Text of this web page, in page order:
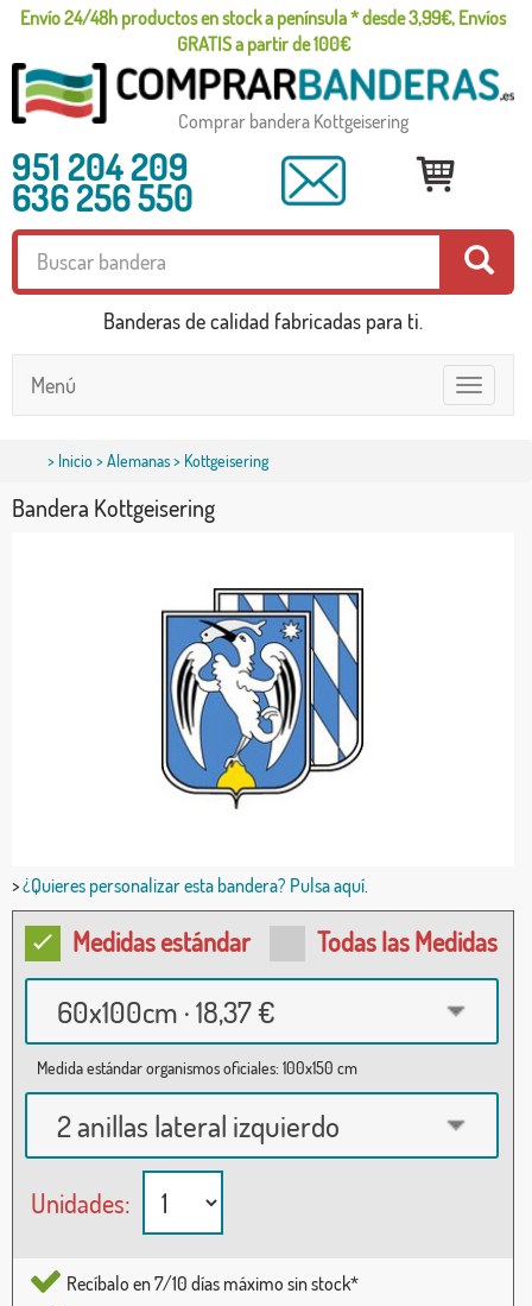
Envío 24/48h productos en stock a península * desde 3,99€, Envíos
GRATIS a partir de 100€
Comprar bandera Kottgeisering
951 204 209
636 256 550
Banderas de calidad fabricadas para ti.
Toggle
navigation
Menú
> Inicio>Alemanas> Kottgeisering
Bandera Kottgeisering
>¿Quieres personalizar esta bandera? Pulsa aquí.
Medidas estándar Todas las Medidas
60x100cm · 18,37 €
Medida estándar organismos oficiales: 100x150 cm
2 anillas lateral izquierdo
Unidades:
Recíbalo en 7/10 días máximo sin stock*